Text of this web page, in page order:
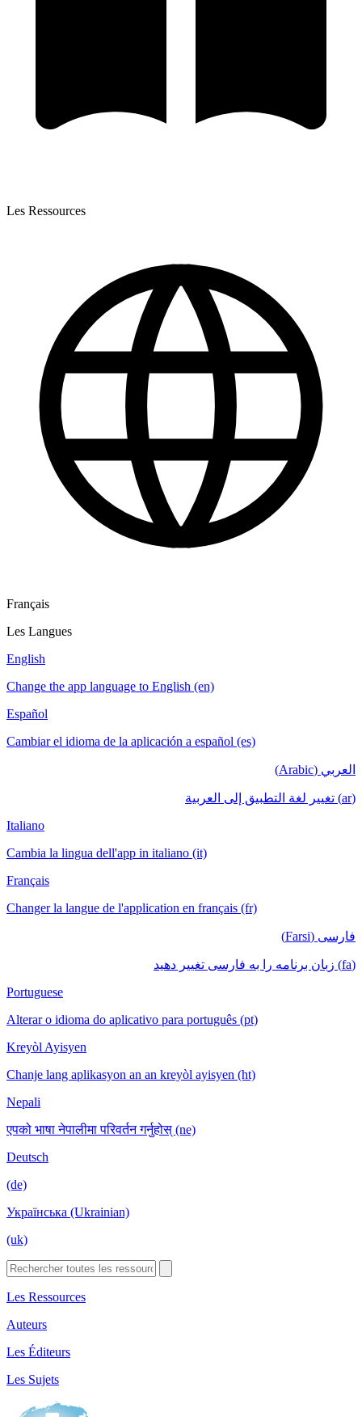
Les Ressources
Français
Les Langues
English
Change the app language to English (en)
Español
Cambiar el idioma de la aplicación a español (es)
العربي (Arabic)
(ar) تغيير لغة التطبيق إلى العربية
Italiano
Cambia la lingua dell'app in italiano (it)
Français
Changer la langue de l'application en français (fr)
فارسی (Farsi)
(fa) زبان برنامه را به فارسی تغییر دهید
Portuguese
Alterar o idioma do aplicativo para português (pt)
Kreyòl Ayisyen
Chanje lang aplikasyon an an kreyòl ayisyen (ht)
Nepali
एपको भाषा नेपालीमा परिवर्तन गर्नुहोस् (ne)
Deutsch
(de)
Українська (Ukrainian)
(uk)
Les Ressources
Auteurs
Les Éditeurs
Les Sujets